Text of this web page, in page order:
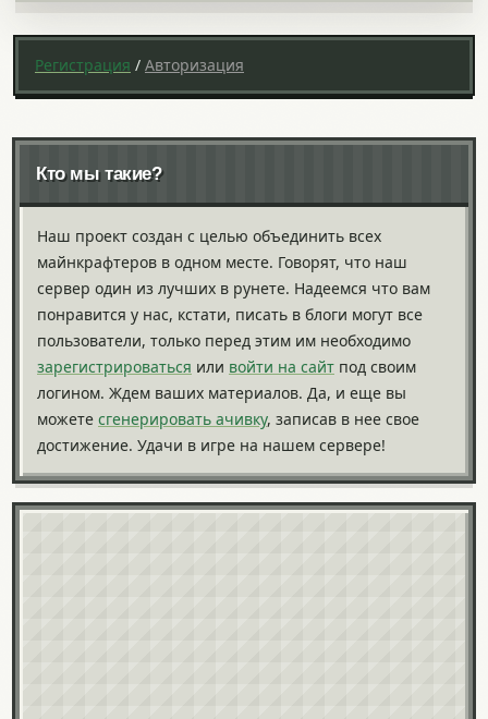
Регистрация / Авторизация
Кто мы такие?
Наш проект создан с целью объединить всех
майнкрафтеров в одном месте. Говорят, что наш
сервер один из лучших в рунете. Надеемся что вам
понравится у нас, кстати, писать в блоги могут все
пользователи, только перед этим им необходимо
зарегистрироваться или войти на сайт под своим
логином. Ждем ваших материалов. Да, и еще вы
можете сгенерировать ачивку, записав в нее свое
достижение. Удачи в игре на нашем сервере!